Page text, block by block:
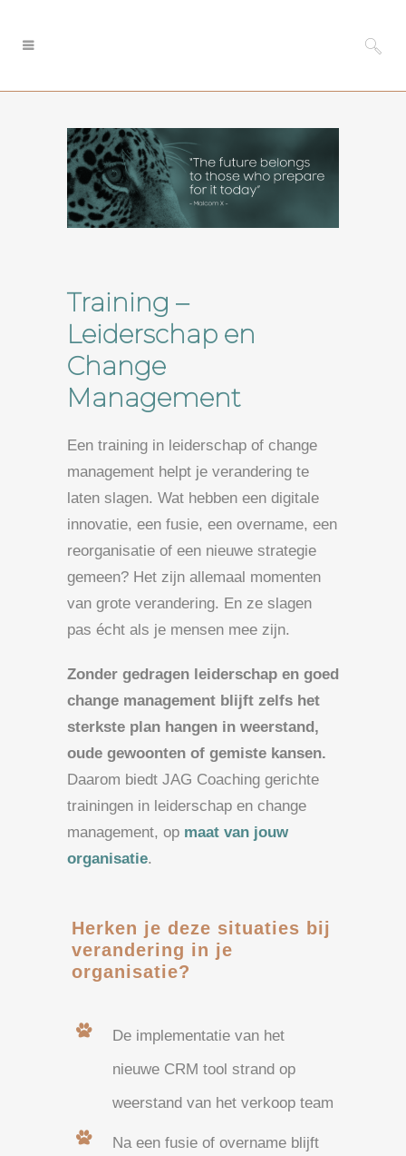
Training –
Leiderschap en
Change
Management
Een training in leiderschap of change
management helpt je verandering te
laten slagen. Wat hebben een digitale
innovatie, een fusie, een overname, een
reorganisatie of een nieuwe strategie
gemeen? Het zijn allemaal momenten
van grote verandering. En ze slagen
pas écht als je mensen mee zijn.
Zonder gedragen leiderschap en goed
change management blijft zelfs het
sterkste plan hangen in weerstand,
oude gewoonten of gemiste kansen.
Daarom biedt JAG Coaching gerichte
trainingen in leiderschap en change
management, op maat van jouw
organisatie.
Herken je deze situaties bij
verandering in je
organisatie?
De implementatie van het
nieuwe CRM tool strand op
weerstand van het verkoop team
Na een fusie of overname blijft